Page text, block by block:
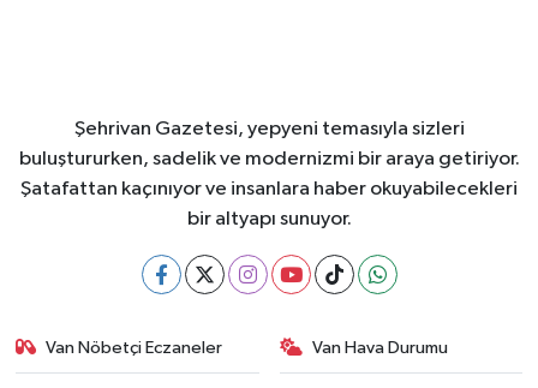
Şehrivan Gazetesi, yepyeni temasıyla sizleri
buluştururken, sadelik ve modernizmi bir araya getiriyor.
Şatafattan kaçınıyor ve insanlara haber okuyabilecekleri
bir altyapı sunuyor.
Van Nöbetçi Eczaneler Van Hava Durumu